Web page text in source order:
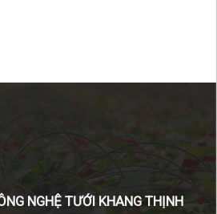
NGHỆ TƯỚI KHANG THỊNH